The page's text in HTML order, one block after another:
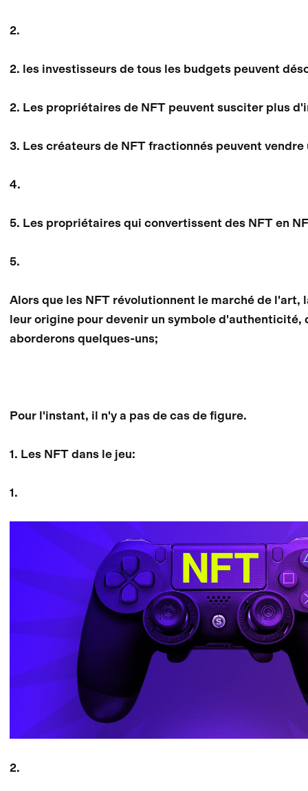
2.
2. les investisseurs de tous les budgets peuvent
2. Les propriétaires de NFT peuvent susciter plus
3. Les créateurs de NFT fractionnés peuvent
4.
5. Les propriétaires qui convertissent des NFT en
5.
Alors que les NFT révolutionnent le marché de l'art,
leur origine pour devenir un symbole
aborderons quelques-uns;
Pour l'instant, il n'y a pas de cas de figure.
1. Les NFT dans le jeu:
1.
2.